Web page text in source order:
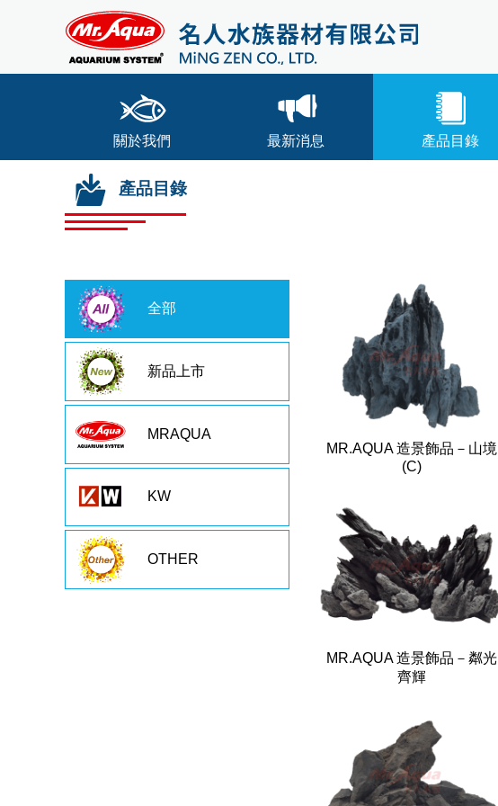
關於我們 最新消息 產品目錄
產品目錄
全部
新品上市
MRAQUA
KW
OTHER
MR.AQUA 造景飾品－山境
(C)
MR.AQUA 造景飾品－粼光
齊輝